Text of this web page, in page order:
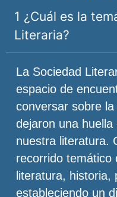
1 ¿Cuál es la
Literaria?
La Sociedad
espacio de
conversar sobre
dejaron una
nuestra literatura.
recorrido temático
literatura, historia,
estableciendo un